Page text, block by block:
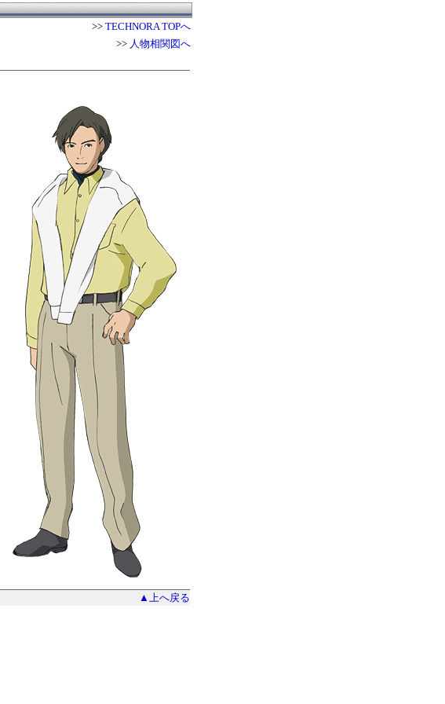
>> TECHNORA TOPへ
>> 人物相関図へ
▲上へ戻る